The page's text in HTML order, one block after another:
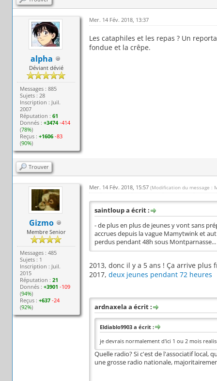
alpha
Déviant dévié
Messages : 885
Sujets : 28
Inscription : Juil.
2007
Réputation :61
Donnés :+3474 -414
(78%)
Reçus :+1606 -83
(90%)
Mer. 14 Fév. 2018, 13:37
Les cataphiles et les repas ? Un
fondue et la crêpe.
Trouver
Gizmo
Membre Senior
Messages : 485
Sujets : 1
Inscription : Juil.
2015
Réputation :21
Donnés :+3901 -109
(94%)
Reçus :+637 -24
(92%)
Mer. 14 Fév. 2018, 15:57 (Modification du message :
saintloup a écrit :
- de plus en plus de jeunes y vont sans
accrues depuis la vague Mamytwink et
perdus pendant 48h sous Montparnasse...
2013, donc il y a 5 ans ! Ça arrive
2017, deux jeunes pendant 72 heures
ardnaxela a écrit :
Eldiablo9903 a écrit :
je devrais normalement d'ici 1 ou 2 mois
Quelle radio? Si c'est de l'associatif local,
une grosse radio nationale,